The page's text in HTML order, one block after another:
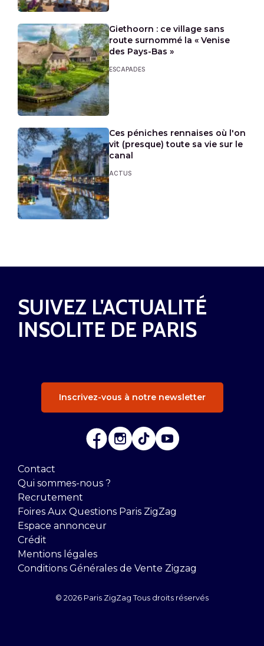
Giethoorn : ce village sans
route surnommé la « Venise
des Pays-Bas »
ESCAPADES
Ces péniches rennaises où l'on
vit (presque) toute sa vie sur le
canal
ACTUS
SUIVEZ L'ACTUALITÉ
INSOLITE DE PARIS
Inscrivez-vous à notre newsletter
Contact
Qui sommes-nous ?
Recrutement
Foires Aux Questions Paris ZigZag
Espace annonceur
Crédit
Mentions légales
Conditions Générales de Vente Zigzag
© 2026 Paris ZigZag Tous droits réservés